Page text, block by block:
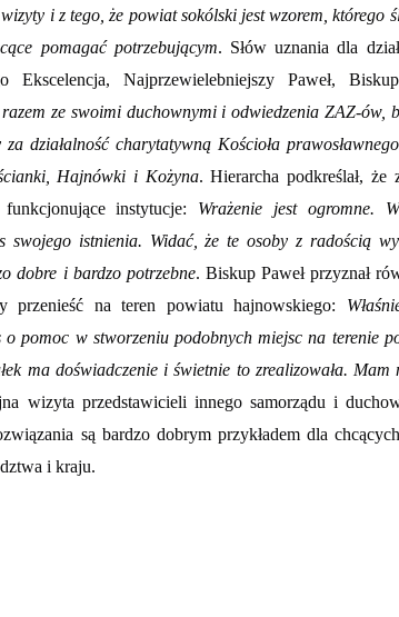
i z tego, że powiat sokólski jest wzorem, którego
pomagać potrzebującym. Słów uznania dla
Najprzewielebniejszy Paweł,
ze swoimi duchownymi i odwiedzenia ZAZ-ów,
działalność charytatywną Kościoła
Hajnówki i Kożyna. Hierarcha podkreślał, że
instytucje: Wrażenie jest ogromne.
swojego istnienia. Widać, że te osoby z radością
dobre i bardzo potrzebne. Biskup Paweł przyznał
przenieść na teren powiatu hajnowskiego:
o pomoc w stworzeniu podobnych miejsc na terenie
ma doświadczenie i świetnie to zrealizowała. Mam
wizyta przedstawicieli innego samorządu i
są bardzo dobrym przykładem dla
i kraju.